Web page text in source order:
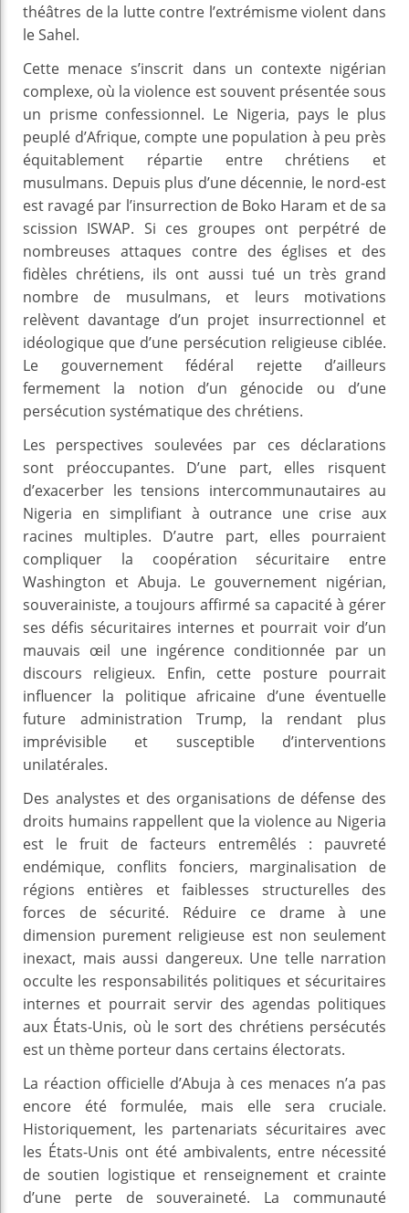
théâtres de la lutte contre l’extrémisme violent dans
le Sahel.
Cette menace s’inscrit dans un contexte nigérian
complexe, où la violence est souvent présentée sous
un prisme confessionnel. Le Nigeria, pays le plus
peuplé d’Afrique, compte une population à peu près
équitablement répartie entre chrétiens et
musulmans. Depuis plus d’une décennie, le nord-est
est ravagé par l’insurrection de Boko Haram et de sa
scission ISWAP. Si ces groupes ont perpétré de
nombreuses attaques contre des églises et des
fidèles chrétiens, ils ont aussi tué un très grand
nombre de musulmans, et leurs motivations
relèvent davantage d’un projet insurrectionnel et
idéologique que d’une persécution religieuse ciblée.
Le gouvernement fédéral rejette d’ailleurs
fermement la notion d’un génocide ou d’une
persécution systématique des chrétiens.
Les perspectives soulevées par ces déclarations
sont préoccupantes. D’une part, elles risquent
d’exacerber les tensions intercommunautaires au
Nigeria en simplifiant à outrance une crise aux
racines multiples. D’autre part, elles pourraient
compliquer la coopération sécuritaire entre
Washington et Abuja. Le gouvernement nigérian,
souverainiste, a toujours affirmé sa capacité à gérer
ses défis sécuritaires internes et pourrait voir d’un
mauvais œil une ingérence conditionnée par un
discours religieux. Enfin, cette posture pourrait
influencer la politique africaine d’une éventuelle
future administration Trump, la rendant plus
imprévisible et susceptible d’interventions
unilatérales.
Des analystes et des organisations de défense des
droits humains rappellent que la violence au Nigeria
est le fruit de facteurs entremêlés : pauvreté
endémique, conflits fonciers, marginalisation de
régions entières et faiblesses structurelles des
forces de sécurité. Réduire ce drame à une
dimension purement religieuse est non seulement
inexact, mais aussi dangereux. Une telle narration
occulte les responsabilités politiques et sécuritaires
internes et pourrait servir des agendas politiques
aux États-Unis, où le sort des chrétiens persécutés
est un thème porteur dans certains électorats.
La réaction officielle d’Abuja à ces menaces n’a pas
encore été formulée, mais elle sera cruciale.
Historiquement, les partenariats sécuritaires avec
les États-Unis ont été ambivalents, entre nécessité
de soutien logistique et renseignement et crainte
d’une perte de souveraineté. La communauté